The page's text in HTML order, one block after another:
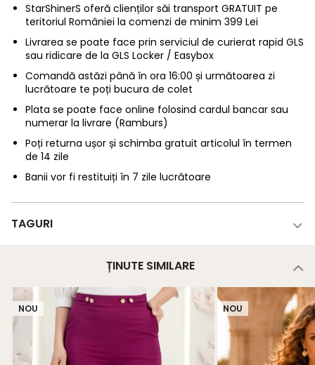
StarShinerS oferă clienților săi transport GRATUIT pe
teritoriul României la comenzi de minim 399 Lei
Livrarea se poate face prin serviciul de curierat rapid GLS
sau ridicare de la GLS Locker / Easybox
Comandă astăzi până în ora 16:00 și următoarea zi
lucrătoare te poți bucura de colet
Plata se poate face online folosind cardul bancar sau
numerar la livrare (Ramburs)
Poți returna ușor și schimba gratuit articolul în termen
de 14 zile
Banii vor fi restituiți în 7 zile lucrătoare
TAGURI
ȚINUTE SIMILARE
NOU NOU